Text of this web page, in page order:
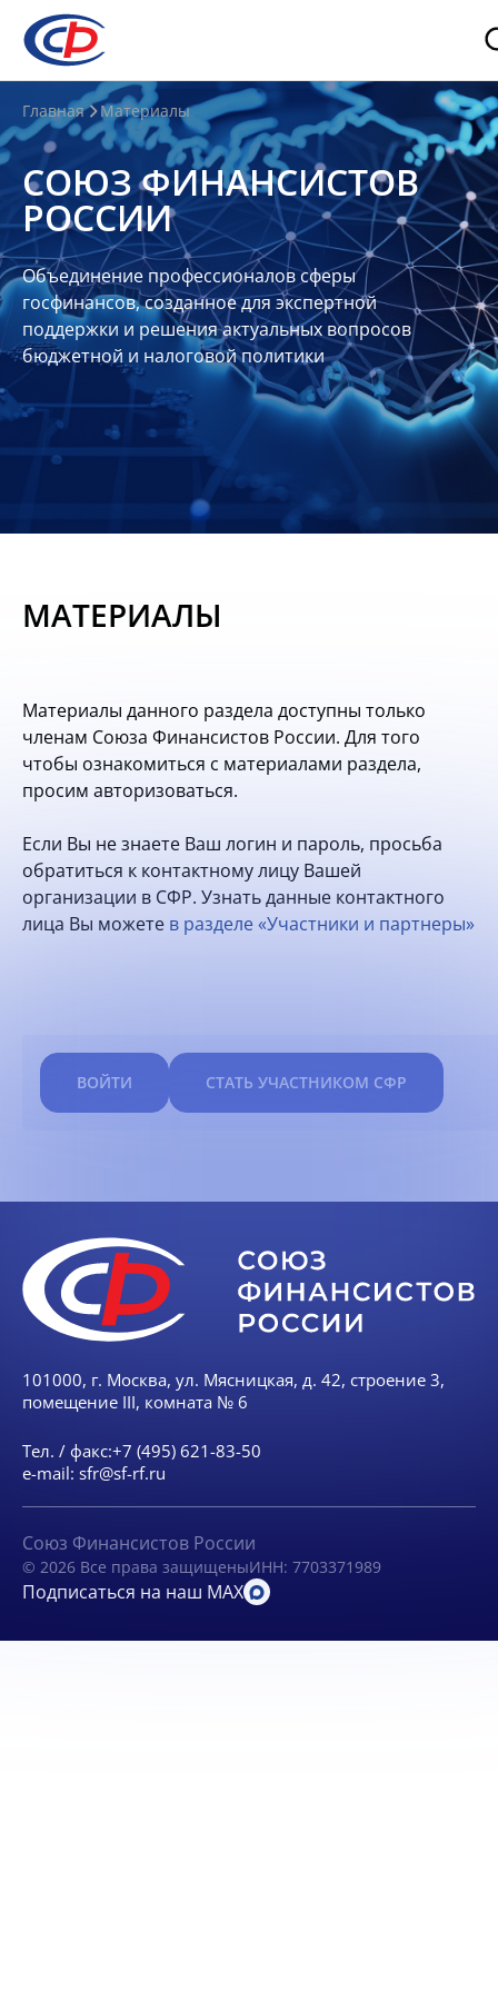
О
нас
О
СФР
Совет
Союза
Участники
Планы
отчеты
Контакты
Материалы
опытом
Вступить
Главная Материалы
СОЮЗ ФИНАНСИСТОВ
РОССИИ
Объединение профессионалов сферы
госфинансов, созданное для экспертной
поддержки и решения актуальных вопросов
бюджетной и налоговой политики
МАТЕРИАЛЫ
Материалы данного раздела доступны только
членам Союза Финансистов России. Для того
чтобы ознакомиться с материалами раздела,
просим авторизоваться.
Если Вы не знаете Ваш логин и пароль, просьба
обратиться к контактному лицу Вашей
организации в СФР. Узнать данные контактного
лица Вы можете в разделе «Участники и партнеры»
ВОЙТИ СТАТЬ УЧАСТНИКОМ СФР
101000, г. Москва, ул. Мясницкая, д. 42, строение 3,
помещение III, комната № 6
Тел. / факс:+7 (495) 621-83-50
e-mail: sfr@sf-rf.ru
Союз Финансистов России
© 2026 Все права защищеныИНН: 7703371989
Подписаться на наш MAX